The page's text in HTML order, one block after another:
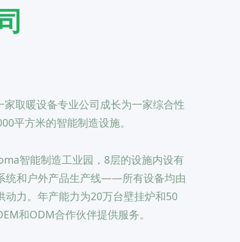
取暖设备专业公司成长为一家综合性
平方米的智能制造设施。
智能制造工业园，8层的设施内设有
统和户外产品生产线——所有设备均由
力。年产能力为20万台壁挂炉和50
和ODM合作伙伴提供服务。